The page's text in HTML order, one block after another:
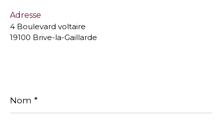
Adresse
4 Boulevard voltaire
19100 Brive-la-Gaillarde
*